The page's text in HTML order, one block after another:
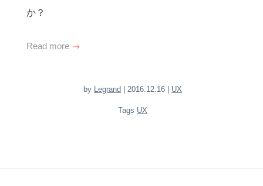
か？
Read more
by Legrand | 2016.12.16 | UX
Tags UX